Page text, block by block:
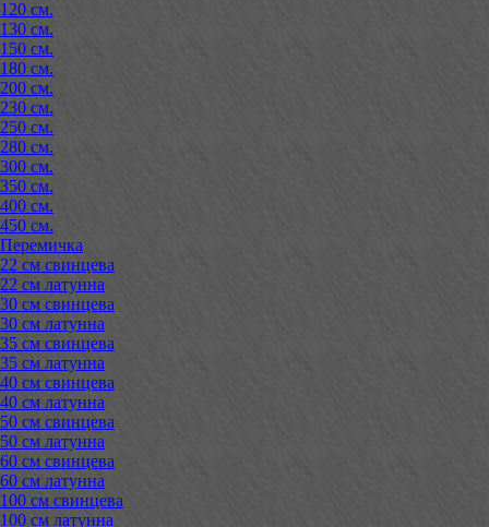
120 см.
130 см.
150 см.
180 см.
200 см.
230 см.
250 см.
280 см.
300 см.
350 см.
400 см.
450 см.
Перемичка
22 см свинцева
22 см латунна
30 см свинцева
30 см латунна
35 см свинцева
35 см латунна
40 см свинцева
40 см латунна
50 см свинцева
50 см латунна
60 см свинцева
60 см латунна
100 см свинцева
100 см латунна